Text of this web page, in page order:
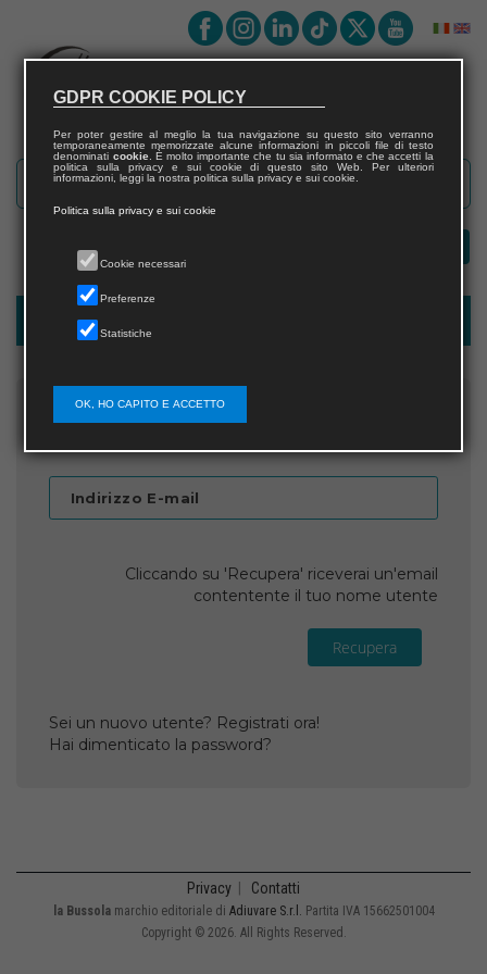
Recupera username
Inserisci l'indirizzo email che hai fornito in fase di
Indirizzo E-mail
Cliccando su 'Recupera' riceverai un'email
contentente il tuo nome utente
Recupera
Sei un nuovo utente? Registrati ora!
Hai dimenticato la password?
Privacy Contatti
la Bussolamarchio editoriale di Adiuvare S.r.l. Partita IVA 15662501004
Copyright © 2026. All Rights Reserved.
GDPR COOKIE POLICY
Per poter gestire al meglio la tua navigazione su questo sito verranno
temporaneamente memorizzate alcune informazioni in piccoli file di testo
denominati cookie. È molto importante che tu sia informato e che accetti la
politica sulla privacy e sui cookie di questo sito Web. Per ulteriori
informazioni, leggi la nostra politica sulla privacy e sui cookie.
Politica sulla privacy e sui cookie
Cookie necessari
Preferenze
Statistiche
OK, HO CAPITO E ACCETTO